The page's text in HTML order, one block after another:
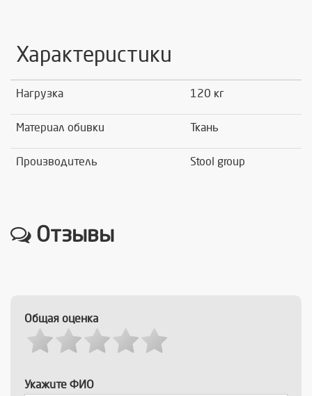
Характеристики
Нагрузка 120 кг
Материал обивки Ткань
Производитель Stool group
Отзывы
Общая оценка
Укажите ФИО